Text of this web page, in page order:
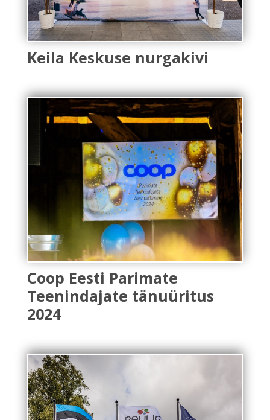
Keila Keskuse nurgakivi
Coop Eesti Parimate
Teenindajate tänuüritus
2024